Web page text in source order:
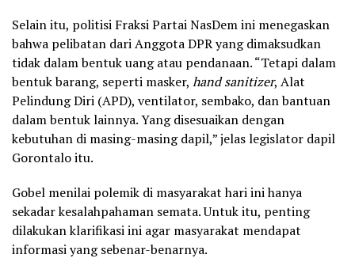
Selain itu, politisi Fraksi Partai NasDem ini menegaskan
bahwa pelibatan dari Anggota DPR yang dimaksudkan
tidak dalam bentuk uang atau pendanaan. “Tetapi dalam
bentuk barang, seperti masker, hand sanitizer, Alat
Pelindung Diri (APD), ventilator, sembako, dan bantuan
dalam bentuk lainnya. Yang disesuaikan dengan
kebutuhan di masing-masing dapil,” jelas legislator dapil
Gorontalo itu.
Gobel menilai polemik di masyarakat hari ini hanya
sekadar kesalahpahaman semata. Untuk itu, penting
dilakukan klarifikasi ini agar masyarakat mendapat
informasi yang sebenar-benarnya.